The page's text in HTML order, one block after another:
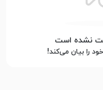
نشده است
را بیان می‌کند!